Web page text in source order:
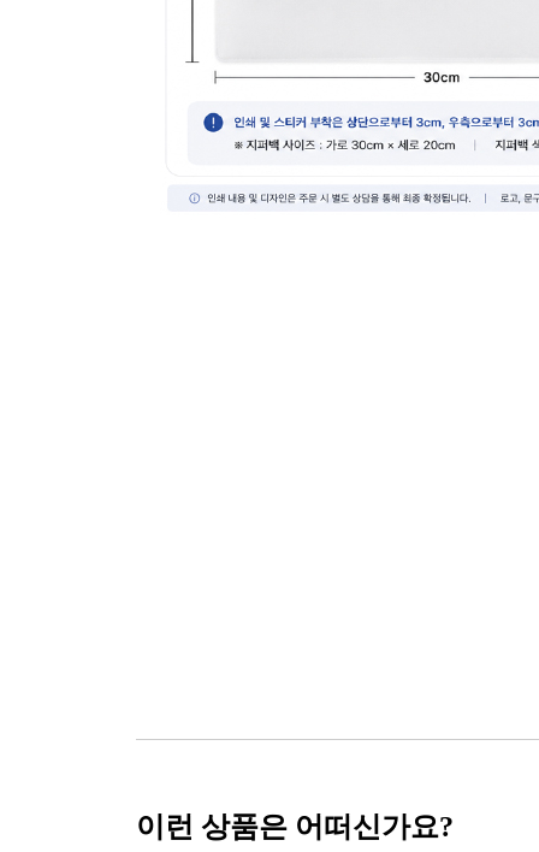
이런 상품은 어떠신가요?